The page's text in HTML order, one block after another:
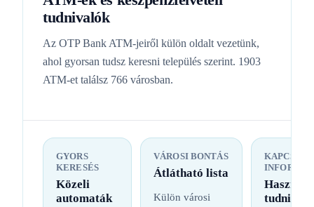
tudnivalók
Az OTP Bank ATM-jeiről külön oldalt vezetünk,
ahol gyorsan tudsz keresni település szerint. 1903
ATM-et találsz 766 városban.
GYORS
KERESÉS
Közeli
automaták
VÁROSI BONTÁS
Átlátható lista
Külön városi
Hasznos